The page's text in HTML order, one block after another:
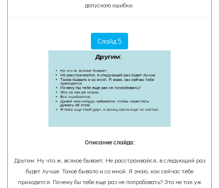
допускаю ошибки.
Слайд 5
Описание слайда:
Другим: Ну что ж, всякое бывает. Не расстраивайся, в следующий раз
будет лучше. Такое бывало и со мной. Я знаю, как сейчас тебе
приходится. Почему бы тебе еще раз не попробовать? Это не так уж